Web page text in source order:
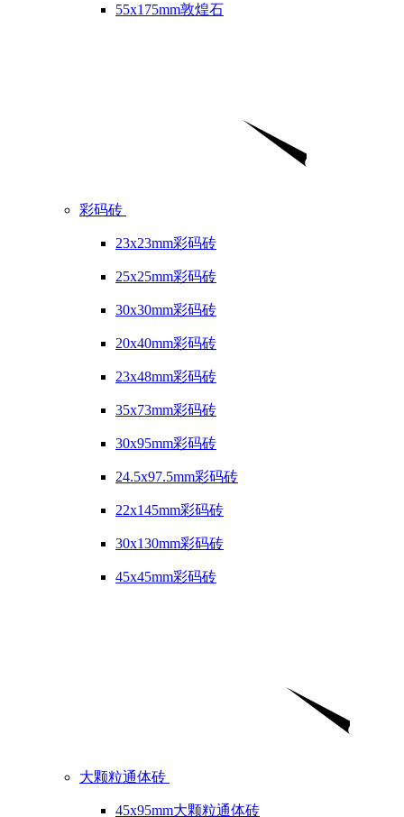
55x175mm敦煌石
彩码砖
23x23mm彩码砖
25x25mm彩码砖
30x30mm彩码砖
20x40mm彩码砖
23x48mm彩码砖
35x73mm彩码砖
30x95mm彩码砖
24.5x97.5mm彩码砖
22x145mm彩码砖
30x130mm彩码砖
45x45mm彩码砖
大颗粒通体砖
45x95mm大颗粒通体砖